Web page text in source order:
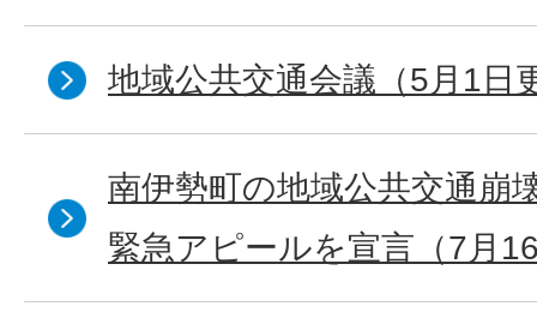
地域公共交通会議（5月1日
南伊勢町の地域公共交通崩
緊急アピールを宣言（7月